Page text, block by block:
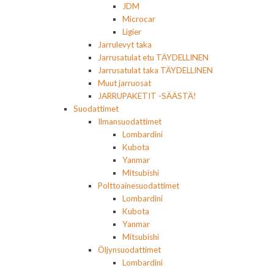
JDM
Microcar
Ligier
Jarrulevyt taka
Jarrusatulat etu TÄYDELLINEN
Jarrusatulat taka TÄYDELLINEN
Muut jarruosat
JARRUPAKETIT -SÄÄSTÄ!
Suodattimet
Ilmansuodattimet
Lombardini
Kubota
Yanmar
Mitsubishi
Polttoainesuodattimet
Lombardini
Kubota
Yanmar
Mitsubishi
Öljynsuodattimet
Lombardini